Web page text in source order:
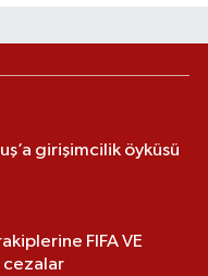
girişimcilik öyküsü
FIFA VE
cezalar